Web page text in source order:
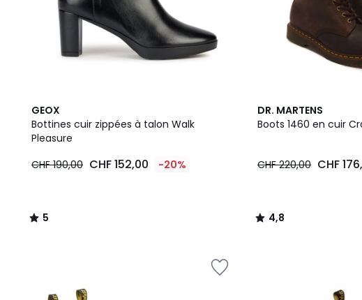
GEOX
Bottines cuir zippées à talon Walk
Pleasure
CHF 190,00 CHF 152,00 -20%
5
/
5
5
/
DR. MARTENS
Boots 1460 en cuir
CHF 220,00 CHF
4,8
/ 5
4,8
/